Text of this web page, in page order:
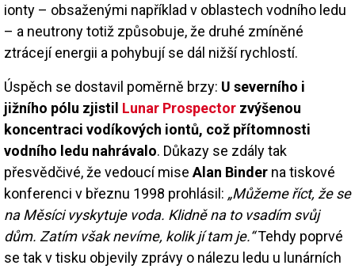
ionty – obsaženými například v oblastech vodního ledu
– a neutrony totiž způsobuje, že druhé zmíněné
ztrácejí energii a pohybují se dál nižší rychlostí.
Úspěch se dostavil poměrně brzy: U severního i
jižního pólu zjistil Lunar Prospector zvýšenou
koncentraci vodíkových iontů, což přítomnosti
vodního ledu nahrávalo. Důkazy se zdály tak
přesvědčivé, že vedoucí mise Alan Binder na tiskové
konferenci v březnu 1998 prohlásil: „Můžeme říct, že se
na Měsíci vyskytuje voda. Klidně na to vsadím svůj
dům. Zatím však nevíme, kolik jí tam je.“Tehdy poprvé
se tak v tisku objevily zprávy o nálezu ledu u lunárních